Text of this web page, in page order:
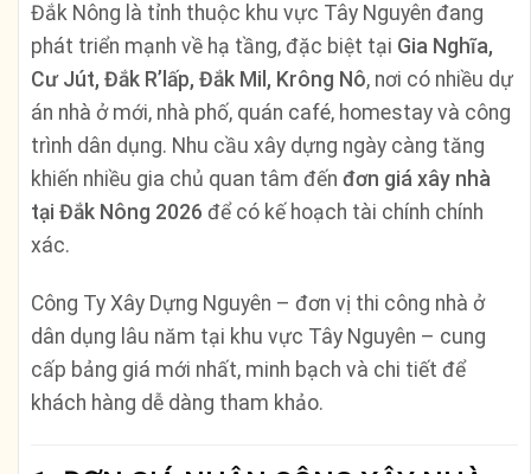
Đắk Nông là tỉnh thuộc khu vực Tây Nguyên đang
phát triển mạnh về hạ tầng, đặc biệt tại Gia Nghĩa,
Cư Jút, Đắk R’lấp, Đắk Mil, Krông Nô, nơi có nhiều dự
án nhà ở mới, nhà phố, quán café, homestay và công
trình dân dụng. Nhu cầu xây dựng ngày càng tăng
khiến nhiều gia chủ quan tâm đến đơn giá xây nhà
tại Đắk Nông 2026 để có kế hoạch tài chính chính
xác.
Công Ty Xây Dựng Nguyên – đơn vị thi công nhà ở
dân dụng lâu năm tại khu vực Tây Nguyên – cung
cấp bảng giá mới nhất, minh bạch và chi tiết để
khách hàng dễ dàng tham khảo.